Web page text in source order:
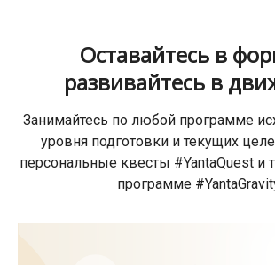
Оставайтесь в
развивайтесь в
Занимайтесь по любой программе
уровня подготовки и текущих
персональные квесты #YantaQuest и
программе